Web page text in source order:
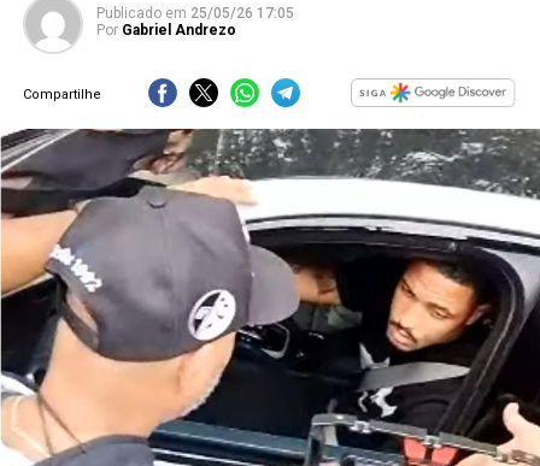
Publicado em 25/05/26 17:05
Por Gabriel Andrezo
Compartilhe